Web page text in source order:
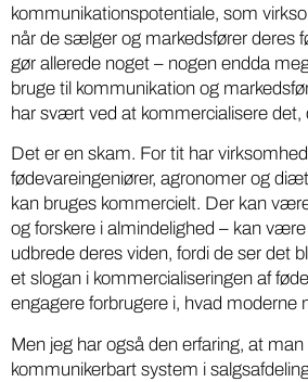
kommunikationspotentiale, som
når de sælger og markedsfører deres
gør allerede noget – nogen endda
bruge til kommunikation og
har svært ved at kommercialisere det,
Det er en skam. For tit har
fødevareingeniører, agronomer og
kan bruges kommercielt. Der kan
og forskere i almindelighed – kan
udbrede deres viden, fordi de ser det
et slogan i kommercialiseringen af
engagere forbrugere i, hvad moderne
Men jeg har også den erfaring, at
kommunikerbart system i